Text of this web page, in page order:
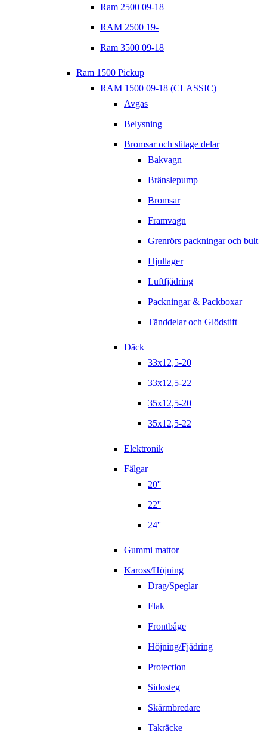
Ram 2500 09-18
RAM 2500 19-
Ram 3500 09-18
Ram 1500 Pickup
RAM 1500 09-18 (CLASSIC)
Avgas
Belysning
Bromsar och slitage delar
Bakvagn
Bränslepump
Bromsar
Framvagn
Grenrörs packningar och bult
Hjullager
Luftfjädring
Packningar & Packboxar
Tänddelar och Glödstift
Däck
33x12,5-20
33x12,5-22
35x12,5-20
35x12,5-22
Elektronik
Fälgar
20''
22''
24''
Gummi mattor
Kaross/Höjning
Drag/Speglar
Flak
Frontbåge
Höjning/Fjädring
Protection
Sidosteg
Skärmbredare
Takräcke